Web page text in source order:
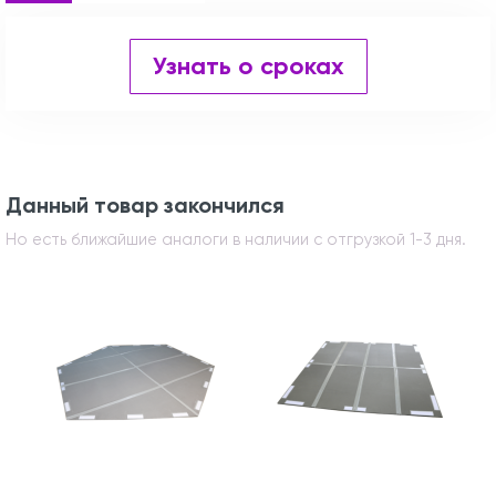
Узнать о сроках
Данный товар закончился
Но есть ближайшие аналоги в наличии с отгрузкой 1-3 дня.